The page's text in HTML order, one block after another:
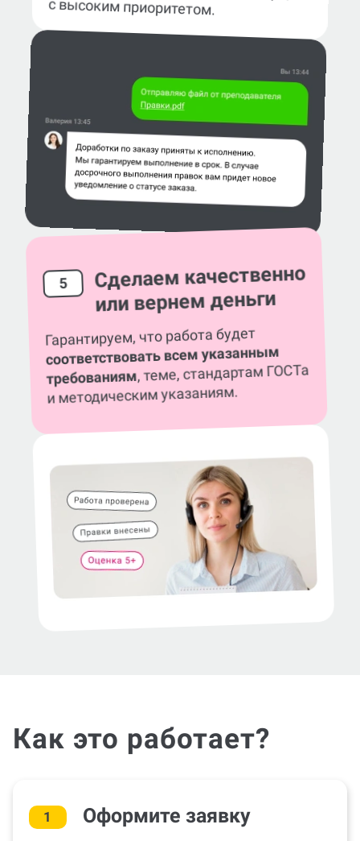
с высоким приоритетом.
5 Сделаем качественно
или вернем деньги
Гарантируем, что работа будет
соответствовать всем указанным
требованиям, теме, стандартам ГОСТа
и методическим указаниям.
Как это работает?
1 Оформите заявку